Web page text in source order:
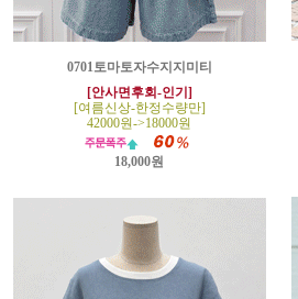
0701토마토자수지지미티
[안사면후회-인기]
[여름신상-한정수량만]
42000원->18000원
18,000원